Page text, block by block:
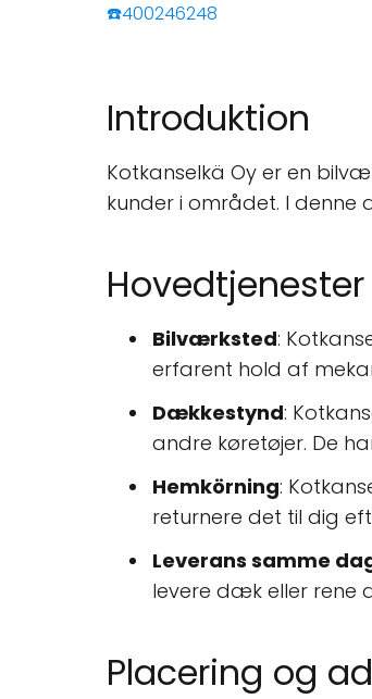
☎️400246248
Introduktion
Kotkanselkä Oy er en
kunder i området. I denne
Hovedtjenester
Bilværksted:
erfarent hold af
Dækkestynd:
andre køretøjer. De
Hemkörning:
returnere det til dig
Leverans samme
levere dæk eller rene
Placering og